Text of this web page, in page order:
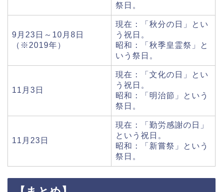
祭日。
9月23日～10月8日
（※2019年）
現在：「秋分の日」とい
う祝日。
昭和：「秋季皇霊祭」と
いう祭日。
11月3日
現在：「文化の日」とい
う祝日。
昭和：「明治節」という
祭日。
11月23日
現在：「勤労感謝の日」
という祝日。
昭和：「新嘗祭」という
祭日。